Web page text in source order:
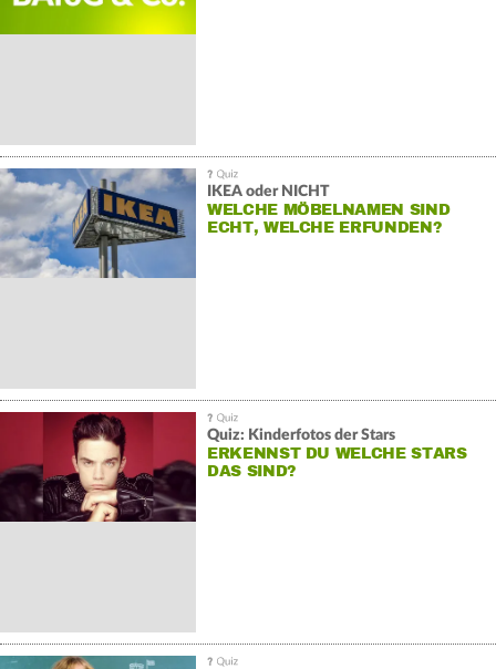
IKEA oder NICHT
WELCHE MÖBELNAMEN SIND
ECHT, WELCHE ERFUNDEN?
Quiz: Kinderfotos der Stars
ERKENNST DU WELCHE STARS
DAS SIND?